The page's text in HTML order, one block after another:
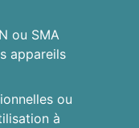
ou SMA
appareils
ou
à